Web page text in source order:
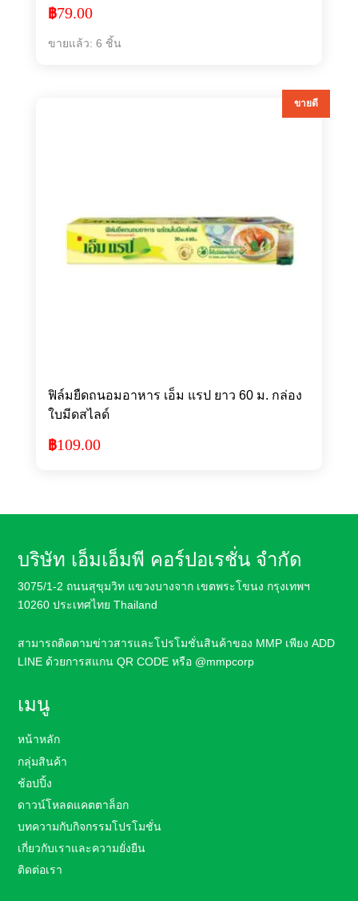
฿79.00
ขายแล้ว: 6 ชิ้น
ขายดี
ฟิล์มยืดถนอมอาหาร เอ็ม แรป ยาว 60 ม. กล่อง
ใบมีดสไลด์
฿109.00
บริษัท เอ็มเอ็มพี คอร์ปอเรชั่น จำกัด
3075/1-2 ถนนสุขุมวิท แขวงบางจาก เขตพระโขนง กรุงเทพฯ
10260 ประเทศไทย Thailand
สามารถติดตามข่าวสารและโปรโมชั่นสินค้าของ MMP เพียง ADD
LINE ด้วยการสแกน QR CODE หรือ @mmpcorp
เมนู
หน้าหลัก
กลุ่มสินค้า
ช้อปปิ้ง
ดาวน์โหลดแคตตาล็อก
บทความกับกิจกรรมโปรโมชั่น
เกี่ยวกับเราและความยั่งยืน
ติดต่อเรา